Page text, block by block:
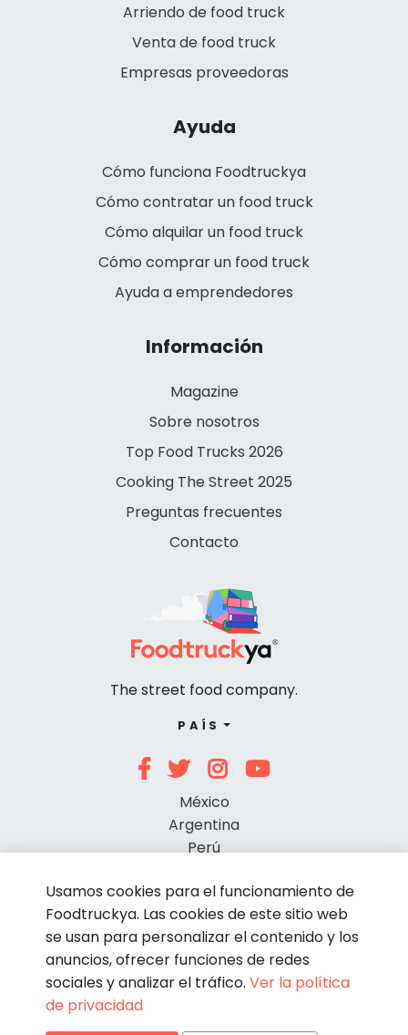
Arriendo de food truck
Venta de food truck
Empresas proveedoras
Ayuda
Cómo funciona Foodtruckya
Cómo contratar un food truck
Cómo alquilar un food truck
Cómo comprar un food truck
Ayuda a emprendedores
Información
Magazine
Sobre nosotros
Top Food Trucks 2026
Cooking The Street 2025
Preguntas frecuentes
Contacto
The street food company.
PAÍS
México
Argentina
Perú
© Foodtruckya 2026
Usamos cookies para el funcionamiento de
Foodtruckya. Las cookies de este sitio web
se usan para personalizar el contenido y los
anuncios, ofrecer funciones de redes
sociales y analizar el tráfico. Ver la política
de privacidad